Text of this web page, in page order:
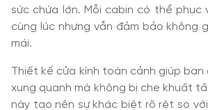
sức chứa lớn. Mỗi cabin có thể phục
cùng lúc nhưng vẫn đảm bảo không
mái.
Thiết kế cửa kính toàn cảnh giúp
xung quanh mà không bị che khuất
này tạo nên sự khác biệt rõ rệt so